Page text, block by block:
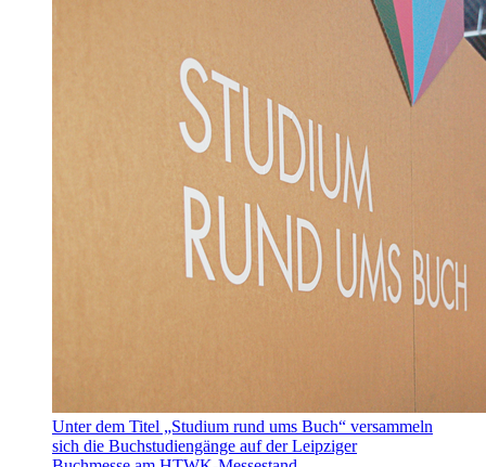
Unter dem Titel „Studium rund ums Buch“ versammeln
sich die Buchstudiengänge auf der Leipziger